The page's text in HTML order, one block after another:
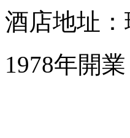
酒店地址
1978年開